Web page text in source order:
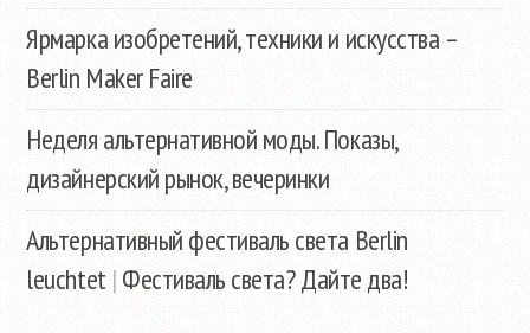
Ярмарка изобретений, техники и искусства –
Berlin Maker Faire
Неделя альтернативной моды. Показы,
дизайнерский рынок, вечеринки
Альтернативный фестиваль света Berlin
leuchtet|Фестиваль света? Дайте два!